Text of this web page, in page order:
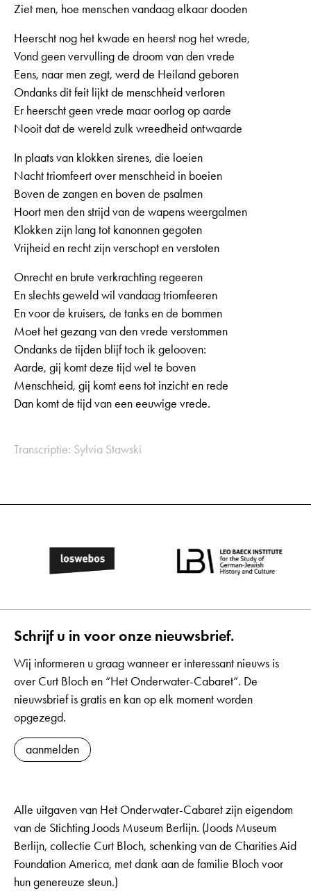
Ziet men, hoe menschen vandaag elkaar dooden
Heerscht nog het kwade en heerst nog het wrede,
Vond geen vervulling de droom van den vrede
Eens, naar men zegt, werd de Heiland geboren
Ondanks dit feit lijkt de menschheid verloren
Er heerscht geen vrede maar oorlog op aarde
Nooit dat de wereld zulk wreedheid ontwaarde
In plaats van klokken sirenes, die loeien
Nacht triomfeert over menschheid in boeien
Boven de zangen en boven de psalmen
Hoort men den strijd van de wapens weergalmen
Klokken zijn lang tot kanonnen gegoten
Vrijheid en recht zijn verschopt en verstoten
Onrecht en brute verkrachting regeeren
En slechts geweld wil vandaag triomfeeren
En voor de kruisers, de tanks en de bommen
Moet het gezang van den vrede verstommen
Ondanks de tijden blijf toch ik gelooven:
Aarde, gij komt deze tijd wel te boven
Menschheid, gij komt eens tot inzicht en rede
Dan komt de tijd van een eeuwige vrede.
Transcriptie: Sylvia Stawski
Schrijf u in voor onze nieuwsbrief.
Wij informeren u graag wanneer er interessant nieuws is
over Curt Bloch en “Het Onderwater-Cabaret”. De
nieuwsbrief is gratis en kan op elk moment worden
opgezegd.
aanmelden
Alle uitgaven van Het Onderwater-Cabaret zijn eigendom
van de Stichting Joods Museum Berlijn. (Joods Museum
Berlijn, collectie Curt Bloch, schenking van de Charities Aid
Foundation America, met dank aan de familie Bloch voor
hun genereuze steun.)